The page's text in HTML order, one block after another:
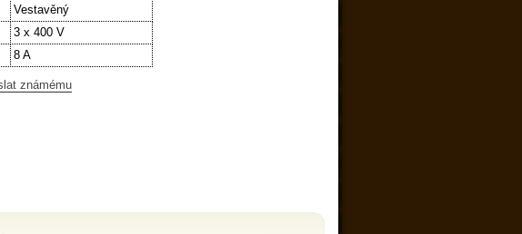
Vestavěný
3 x 400 V
8 A
známému